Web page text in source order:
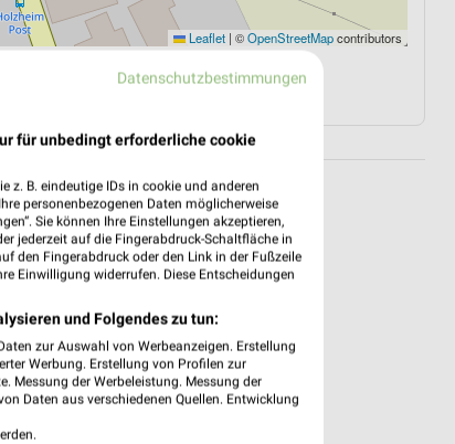
Leaflet | ©OpenStreetMapcontributors
NAVIGATION MIT GOOGLE/IOS MAPS
Datenschutzbestimmungen
für unbedingt erforderliche cookie
z. B. eindeutige IDs in cookie und anderen
personenbezogenen Daten möglicherweise
Sie können Ihre Einstellungen akzeptieren,
jederzeit auf die Fingerabdruck-Schaltfläche in
den Fingerabdruck oder den Link in der Fußzeile
Einwilligung widerrufen. Diese Entscheidungen
und Folgendes zu tun:
zur Auswahl von Werbeanzeigen. Erstellung
Werbung. Erstellung von Profilen zur
Messung der Werbeleistung. Messung der
Daten aus verschiedenen Quellen. Entwicklung